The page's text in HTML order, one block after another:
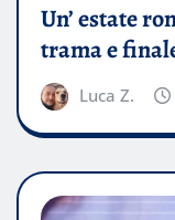
Un’ estate
trama e
Luca Z.